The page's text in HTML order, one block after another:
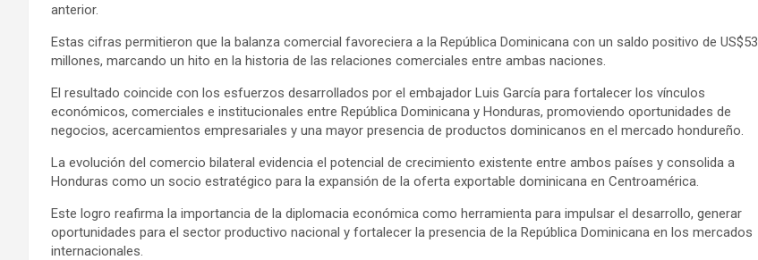
anterior.
Estas cifras permitieron que la balanza comercial favoreciera a la República Dominicana con un saldo positivo de US$53
millones, marcando un hito en la historia de las relaciones comerciales entre ambas naciones.
El resultado coincide con los esfuerzos desarrollados por el embajador Luis García para fortalecer los vínculos
económicos, comerciales e institucionales entre República Dominicana y Honduras, promoviendo oportunidades de
negocios, acercamientos empresariales y una mayor presencia de productos dominicanos en el mercado hondureño.
La evolución del comercio bilateral evidencia el potencial de crecimiento existente entre ambos países y consolida a
Honduras como un socio estratégico para la expansión de la oferta exportable dominicana en Centroamérica.
Este logro reafirma la importancia de la diplomacia económica como herramienta para impulsar el desarrollo, generar
oportunidades para el sector productivo nacional y fortalecer la presencia de la República Dominicana en los mercados
internacionales.